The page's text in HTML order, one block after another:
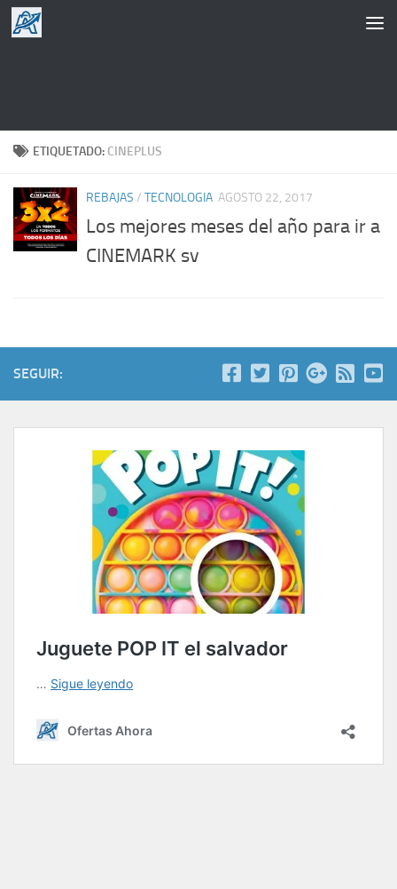
Saltar al contenido
ETIQUETADO: CINEPLUS
REBAJAS / TECNOLOGIA AGOSTO 22, 2017
Los mejores meses del año para ir a
CINEMARK sv
SEGUIR: